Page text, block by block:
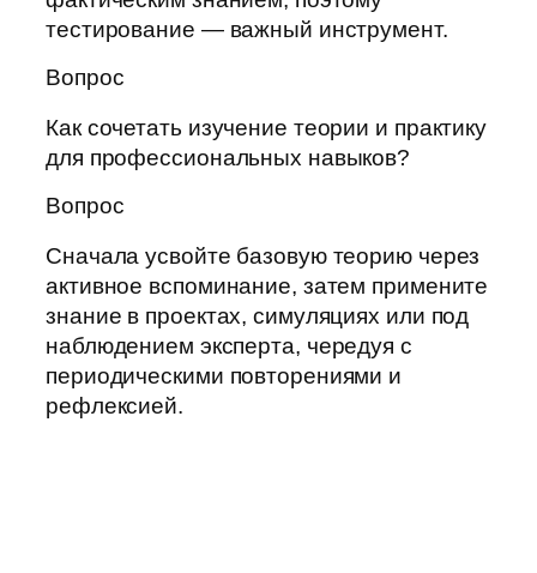
тестирование — важный инструмент.
Вопрос
Как сочетать изучение теории и практику
для профессиональных навыков?
Вопрос
Сначала усвойте базовую теорию через
активное вспоминание, затем примените
знание в проектах, симуляциях или под
наблюдением эксперта, чередуя с
периодическими повторениями и
рефлексией.